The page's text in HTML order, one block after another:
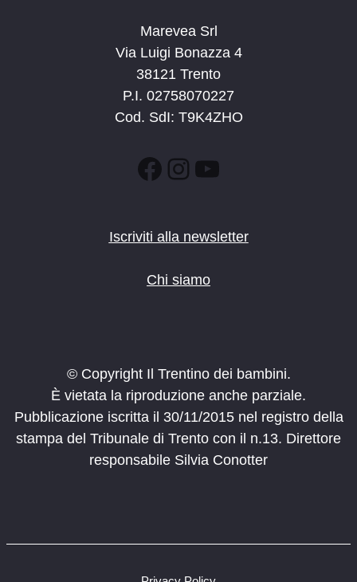
Marevea Srl
Via Luigi Bonazza 4
38121 Trento
P.I. 02758070227
Cod. SdI: T9K4ZHO
Facebook
Instagram
YouTube
Iscriviti alla newsletter
Chi siamo
© Copyright Il Trentino dei bambini.
È vietata la riproduzione anche parziale.
Pubblicazione iscritta il 30/11/2015 nel registro della
stampa del Tribunale di Trento con il n.13. Direttore
responsabile Silvia Conotter